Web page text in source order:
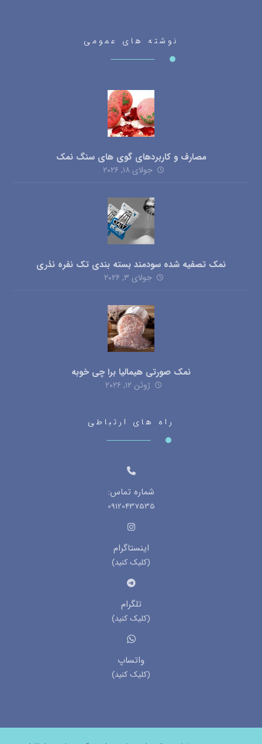
نوشته های عمومی
مصارف و کاربردهای گوی های سنگ نمک
جولای ۱۸, ۲۰۲۶
نمک تصفیه شده سودمند بسته بندی تک نفره نذری
جولای ۳, ۲۰۲۶
نمک صورتی هیمالیا برا چی خوبه
ژوئن ۱۲, ۲۰۲۶
راه های ارتباطی
شماره تماس:
09120437535
اینستاگرام
(کلیک کنید)
تلگرام
(کلیک کنید)
واتساپ
(کلیک کنید)